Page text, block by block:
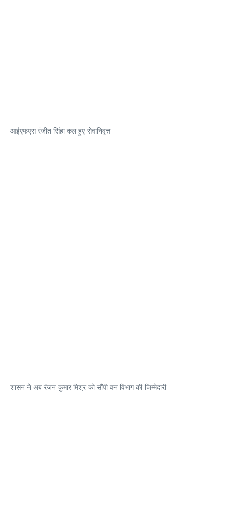
आईएफएस रंजीत सिंहा कल हुए सेवानिवृत्त
शासन ने अब रंजन कुमार मिश्र को सौंपी वन विभाग की जिम्मेदारी